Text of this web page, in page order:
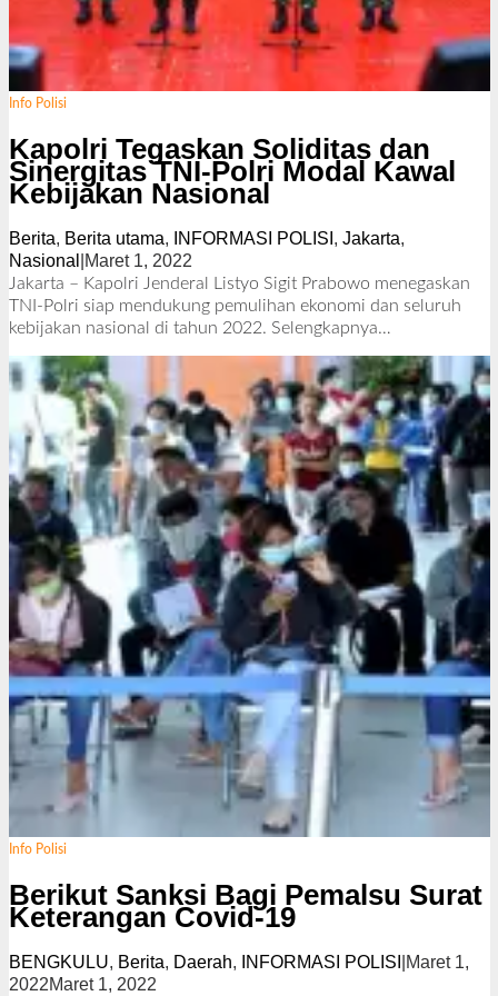
Info Polisi
Kapolri Tegaskan Soliditas dan
Sinergitas TNI-Polri Modal Kawal
Kebijakan Nasional
Berita, Berita utama, INFORMASI POLISI , Jakarta,
Nasional
Maret 1, 2022
l
e
h
d
a
k
s
i
Jakarta – Kapolri Jenderal Listyo Sigit Prabowo menegaskan
TNI-Polri siap mendukung pemulihan ekonomi dan seluruh
kebijakan nasional di tahun 2022. Selengkapnya…
Info Polisi
Berikut Sanksi Bagi Pemalsu Surat
Keterangan Covid-19
BENGKULU, Berita, Daerah, INFORMASI POLISI
Maret 1,
2022Maret 1, 2022